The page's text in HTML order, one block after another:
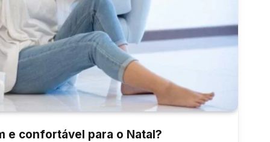
e confortável para o Natal?